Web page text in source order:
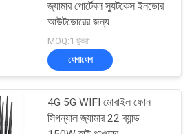
জ্যামার পোর্টেবল স্যুটকেস ইনডোর
আউটডোরের জন্য
MOQ:1 টুকরা
যোগাযোগ
4G 5G WIFI মোবাইল ফোন
সিগন্যাল জ্যামার 22 ব্যান্ড